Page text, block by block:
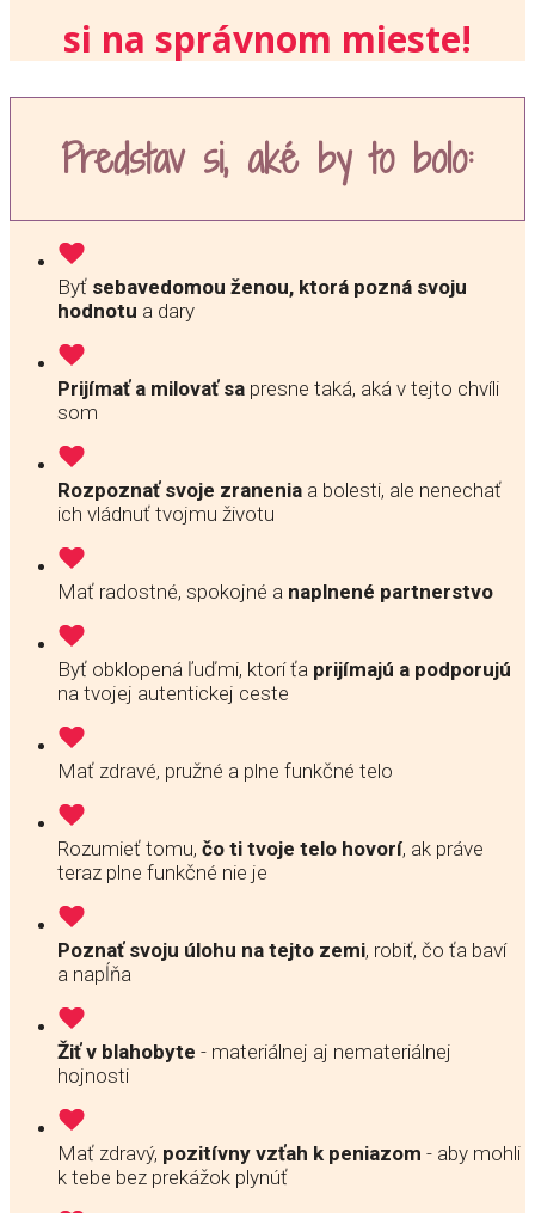
si na správnom mieste!
Predstav si, aké by to bolo:
Byť sebavedomou ženou, ktorá pozná svoju
hodnotu a dary
Prijímať a milovať sa presne taká, aká v tejto chvíli
som
Rozpoznať svoje zranenia a bolesti, ale nenechať
ich vládnuť tvojmu životu
Mať radostné, spokojné a naplnené partnerstvo
Byť obklopená ľuďmi, ktorí ťa prijímajú a podporujú
na tvojej autentickej ceste
Mať zdravé, pružné a plne funkčné telo
Rozumieť tomu, čo ti tvoje telo hovorí, ak práve
teraz plne funkčné nie je
Poznať svoju úlohu na tejto zemi, robiť, čo ťa baví
a napĺňa
Žiť v blahobyte - materiálnej aj nemateriálnej
hojnosti
Mať zdravý, pozitívny vzťah k peniazom - aby mohli
k tebe bez prekážok plynúť